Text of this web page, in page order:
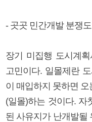
- 곳곳 민간개발 분쟁
장기 미집행 도시계
고민이다. 일몰제란
이 매입하지 못하면
(일몰)하는 것이다. 자
된 사유지가 난개발될